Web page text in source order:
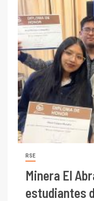
RSE
Minera El
estudiantes